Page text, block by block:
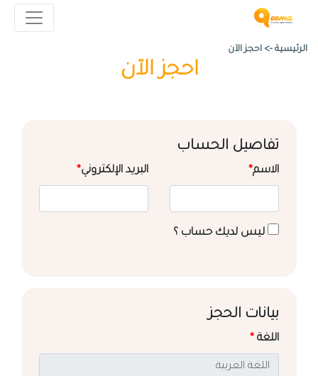
الرئيسية -> احجز الآن
احجز الآن
تفاصيل الحساب
الاسم* البريد الإلكتروني*
ليس لديك حساب ؟
بيانات الحجز
اللغة *